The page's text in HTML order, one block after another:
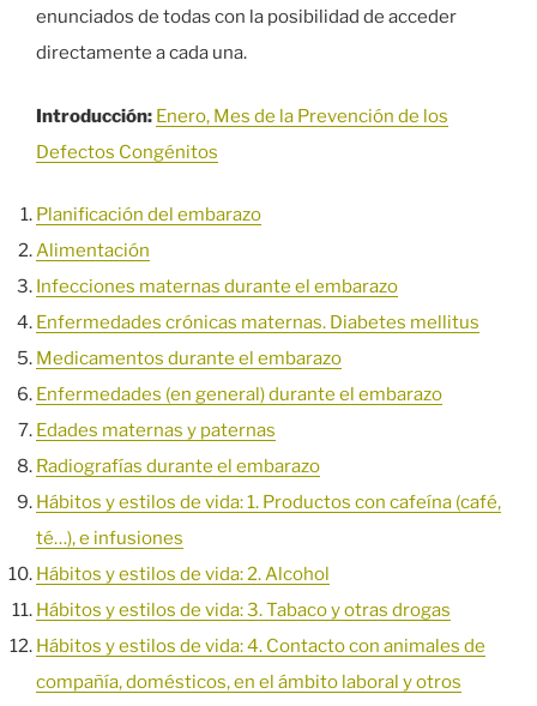
enunciados de todas con la posibilidad de acceder
directamente a cada una.
Introducción: Enero, Mes de la Prevención de los
Defectos Congénitos
Planificación del embarazo
Alimentación
Infecciones maternas durante el embarazo
Enfermedades crónicas maternas. Diabetes mellitus
Medicamentos durante el embarazo
Enfermedades (en general) durante el embarazo
Edades maternas y paternas
Radiografías durante el embarazo
Hábitos y estilos de vida: 1. Productos con cafeína (café,
té…), e infusiones
Hábitos y estilos de vida: 2. Alcohol
Hábitos y estilos de vida: 3. Tabaco y otras drogas
Hábitos y estilos de vida: 4. Contacto con animales de
compañía, domésticos, en el ámbito laboral y otros